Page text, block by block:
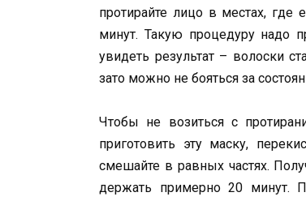
протирайте лицо в местах, где
минут. Такую процедуру надо
увидеть результат – волоски
зато можно не бояться за
Чтобы не возиться с
приготовить эту маску,
смешайте в равных частях.
держать примерно 20 минут.